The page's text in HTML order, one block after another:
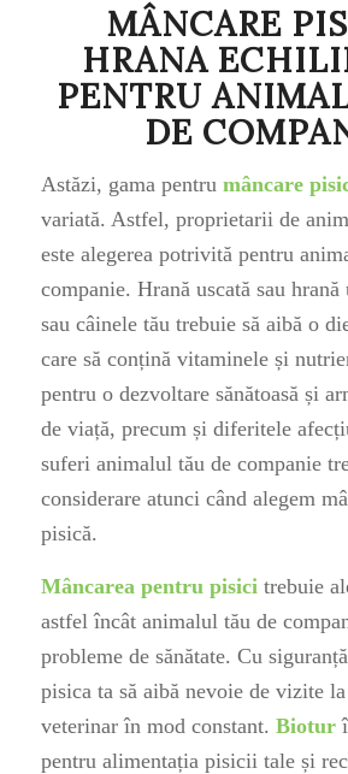
MÂNCARE
HRANA
PENTRU
DE
Astăzi, gama pentrumâncare
variată. Astfel, proprietarii de
este alegerea potrivită pentru
companie. Hrană uscată sau hrană
sau câinele tău trebuie să aibă o
care să conțină vitaminele și
pentru o dezvoltare sănătoasă și
de viață, precum și diferitele
suferi animalul tău de companie
considerare atunci când alegem
pisică.
Mâncarea pentru pisici trebuie
astfel încât animalul tău de
probleme de sănătate. Cu
pisica ta să aibă nevoie de vizite
veterinar în mod constant. Biotur
pentru alimentația pisicii tale și